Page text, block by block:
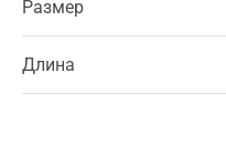
Размер
Длина